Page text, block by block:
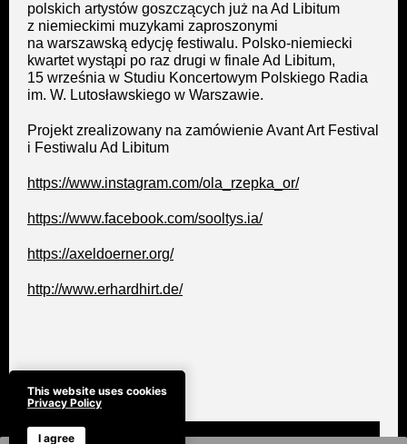
polskich artystów goszczących już na Ad Libitum
z niemieckimi muzykami zaproszonymi
na warszawską edycję festiwalu. Polsko-niemiecki
kwartet wystąpi po raz drugi w finale Ad Libitum,
15 września w Studiu Koncertowym Polskiego Radia
im. W. Lutosławskiego w Warszawie.
Projekt zrealizowany na zamówienie Avant Art Festival
i Festiwalu Ad Libitum
https://www.instagram.com/ola_rzepka_or/
https://www.facebook.com/sooltys.ia/
https://axeldoerner.org/
http://www.erhardhirt.de/
This website uses cookies
Privacy Policy
I agree